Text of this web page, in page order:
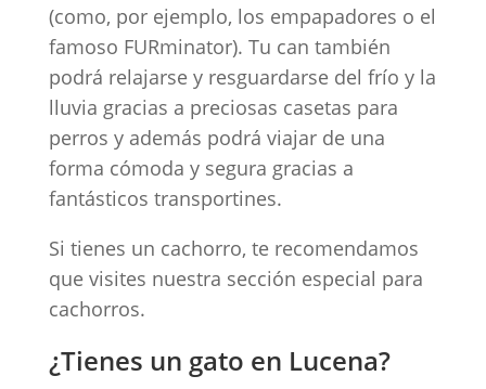
(como, por ejemplo, los empapadores o el
famoso FURminator). Tu can también
podrá relajarse y resguardarse del frío y la
lluvia gracias a preciosas casetas para
perros y además podrá viajar de una
forma cómoda y segura gracias a
fantásticos transportines.
Si tienes un cachorro, te recomendamos
que visites nuestra sección especial para
cachorros.
¿Tienes un gato en Lucena?